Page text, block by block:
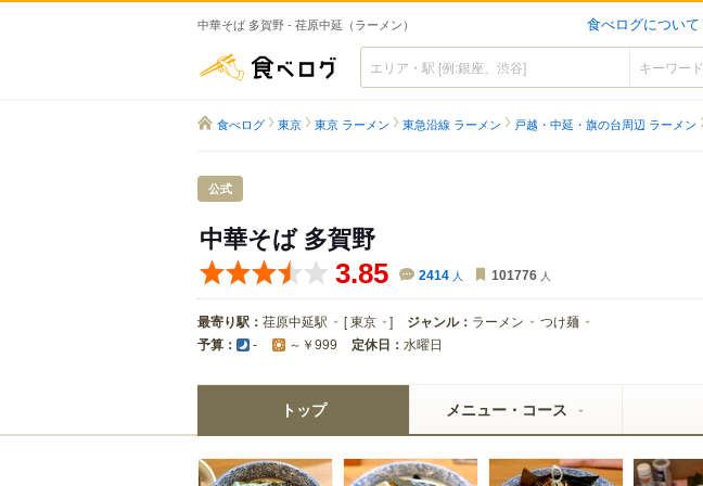
中華そば 多賀野 - 荏原中延（ラーメン） 食べログについて
食べログ
食べログ 東京 東京 ラーメン 東急沿線 ラーメン 戸越・中延・旗の台周辺 ラーメン
公式
中華そば 多賀野
3.85 2414 人 101776 人
最寄り駅： 荏原中延駅 [東京 ] ジャンル： ラーメン つけ麺
予算： - ～￥999 定休日： 水曜日
トップ メニュー・コース